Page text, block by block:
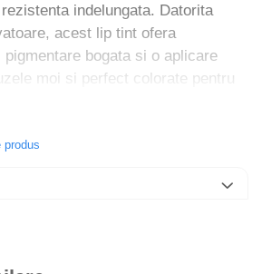
indelungata. Datorita
acest lip tint ofera
pigmentare bogata si o aplicare
moi si perfect colorate pentru
principale:
ore intregi fara sa se estompeze.
produs